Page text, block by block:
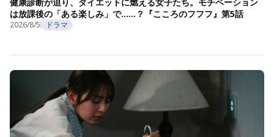
は放課後の「ある楽しみ」で……？『こころのフフフ』第5話
2026/8/5 ドラマ